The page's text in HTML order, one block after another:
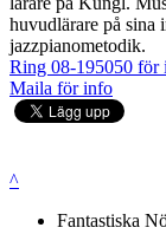
huvudlärare på sina
jazzpianometodik.
Ring 08-195050 för
Maila för info
^
Fantastiska